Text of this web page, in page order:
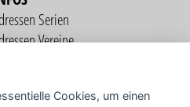
Serien
Vereine
Cookies, um einen